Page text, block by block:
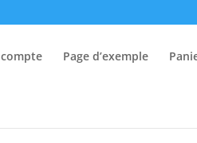
Page d’exemple